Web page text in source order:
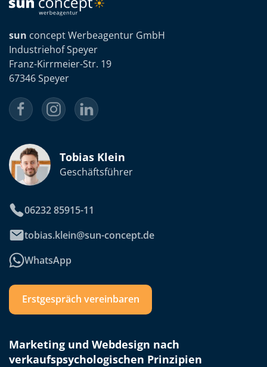
sun concept Werbeagentur GmbH
Industriehof Speyer
Franz-Kirrmeier-Str. 19
67346 Speyer
Tobias Klein
Geschäftsführer
06232 85915-11
tobias.klein@sun-concept.de
WhatsApp
Erstgespräch vereinbaren
Marketing und Webdesign nach
verkaufspsychologischen Prinzipien